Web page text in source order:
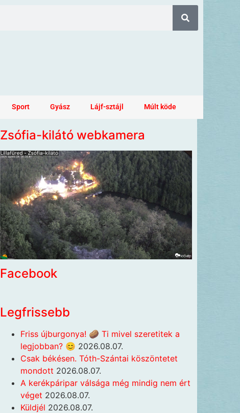
Sport Gyász Lájf-sztájl Múlt köde
Zsófia-kilátó webkamera
Facebook
Legfrissebb
Friss újburgonya! 🥔 Ti mivel szeretitek a
legjobban? 😊 2026.08.07.
Csak békésen. Tóth-Szántai köszöntetet
mondott 2026.08.07.
A kerékpáripar válsága még mindig nem ért
véget 2026.08.07.
Küldjél 2026.08.07.